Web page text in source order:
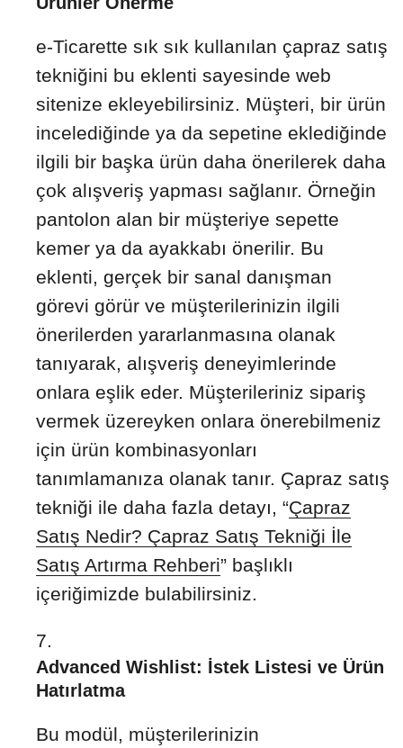
e-Ticarette sık sık kullanılan çapraz satış
tekniğini bu eklenti sayesinde web
sitenize ekleyebilirsiniz. Müşteri, bir ürün
incelediğinde ya da sepetine eklediğinde
ilgili bir başka ürün daha önerilerek daha
çok alışveriş yapması sağlanır. Örneğin
pantolon alan bir müşteriye sepette
kemer ya da ayakkabı önerilir. Bu
eklenti, gerçek bir sanal danışman
görevi görür ve müşterilerinizin ilgili
önerilerden yararlanmasına olanak
tanıyarak, alışveriş deneyimlerinde
onlara eşlik eder. Müşterileriniz sipariş
vermek üzereyken onlara önerebilmeniz
için ürün kombinasyonları
tanımlamanıza olanak tanır. Çapraz satış
tekniği ile daha fazla detayı, “Çapraz
Satış Nedir? Çapraz Satış Tekniği İle
Satış Artırma Rehberi” başlıklı
içeriğimizde bulabilirsiniz.
Advanced Wishlist: İstek Listesi ve Ürün
Hatırlatma
Bu modül, müşterilerinizin